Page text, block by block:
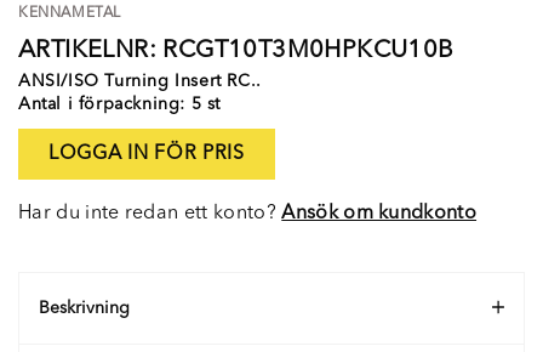
KENNAMETAL
ARTIKELNR: RCGT10T3M0HPKCU10B
ANSI/ISO Turning Insert RC..
Antal i förpackning: 5 st
LOGGA IN FÖR PRIS
Har du inte redan ett konto?Ansök om kundkonto
Beskrivning